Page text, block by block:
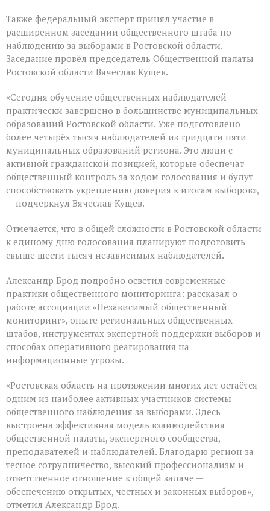
Также федеральный эксперт принял участие в
расширенном заседании общественного штаба по
наблюдению за выборами в Ростовской области.
Заседание провёл председатель Общественной палаты
Ростовской области Вячеслав Кущев.
«Сегодня обучение общественных наблюдателей
практически завершено в большинстве муниципальных
образований Ростовской области. Уже подготовлено
более четырёх тысяч наблюдателей из тридцати пяти
муниципальных образований региона. Это люди с
активной гражданской позицией, которые обеспечат
общественный контроль за ходом голосования и будут
способствовать укреплению доверия к итогам выборов»,
— подчеркнул Вячеслав Кущев.
Отмечается, что в общей сложности в Ростовской области
к единому дню голосования планируют подготовить
свыше шести тысяч независимых наблюдателей.
Александр Брод подробно осветил современные
практики общественного мониторинга: рассказал о
работе ассоциации «Независимый общественный
мониторинг», опыте региональных общественных
штабов, инструментах экспертной поддержки выборов и
способах оперативного реагирования на
информационные угрозы.
«Ростовская область на протяжении многих лет остаётся
одним из наиболее активных участников системы
общественного наблюдения за выборами. Здесь
выстроена эффективная модель взаимодействия
общественной палаты, экспертного сообщества,
преподавателей и наблюдателей. Благодарю регион за
тесное сотрудничество, высокий профессионализм и
ответственное отношение к общей задаче —
обеспечению открытых, честных и законных выборов», —
отметил Александр Брод.